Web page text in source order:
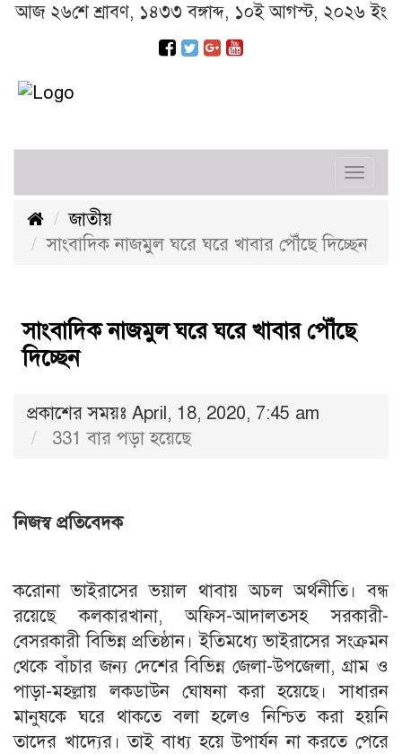
আজ ২৬শে শ্রাবণ, ১৪৩৩ বঙ্গাব্দ, ১০ই আগস্ট, ২০২৬ ইং
জাতীয়
সাংবাদিক নাজমুল ঘরে ঘরে খাবার পৌঁছে দিচ্ছেন
সাংবাদিক নাজমুল ঘরে ঘরে খাবার পৌঁছে
দিচ্ছেন
প্রকাশের সময়ঃ April, 18, 2020, 7:45 am
331 বার পড়া হয়েছে
নিজস্ব প্রতিবেদক
করোনা ভাইরাসের ভয়াল থাবায় অচল অর্থনীতি। বন্ধ
রয়েছে কলকারখানা, অফিস-আদালতসহ সরকারী-
বেসরকারী বিভিন্ন প্রতিষ্ঠান। ইতিমধ্যে ভাইরাসের সংক্রমন
থেকে বাঁচার জন্য দেশের বিভিন্ন জেলা-উপজেলা, গ্রাম ও
পাড়া-মহল্লায় লকডাউন ঘোষনা করা হয়েছে। সাধারন
মানুষকে ঘরে থাকতে বলা হলেও নিশ্চিত করা হয়নি
তাদের খাদ্যের। তাই বাধ্য হয়ে উপার্যন না করতে পেরে